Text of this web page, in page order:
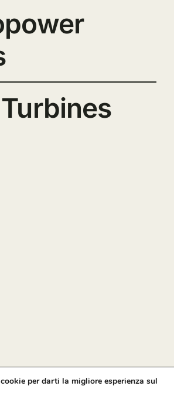
is aWebsite BuilderforWordPress
per darti la migliore esperienza sul